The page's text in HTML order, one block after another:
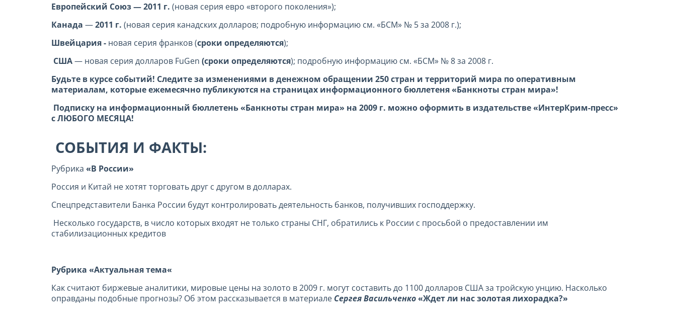
Европейский Союз— 2011 г. (новая серия евро «второго поколения»);
Канада —2011 г. (новая серия канадских долларов; подробную информацию см. «БСМ» № 5 за 2008 г.);
Швейцария - новая серия франков (сроки определяются);
США— новая серия долларов FuGen (сроки определяются); подробную информацию см. «БСМ» № 8 за 2008 г.
Будьте в курсе событий! Следите за изменениями в денежном обращении 250 стран и территорий мира по оперативным
материалам, которые ежемесячно публикуются на страницах информационного бюллетеня «Банкноты стран мира»!
Подписку на информационный бюллетень «Банкноты стран мира» на 2009 г. можно оформить в издательстве «ИнтерКрим-пресс»
с ЛЮБОГО МЕСЯЦА!
СОБЫТИЯ И ФАКТЫ:
Рубрика «В России»
Россия и Китай не хотят торговать друг с другом в долларах.
Спецпредставители Банка России будут контролировать деятельность банков, получивших господдержку.
Несколько государств, в число которых входят не только страны СНГ, обратились к России с просьбой о предоставлении им
стабилизационных кредитов
Рубрика «Актуальная тема«
Как считают биржевые аналитики, мировые цены на золото в 2009 г. могут составить до 1100 долларов США за тройскую унцию. Насколько
оправданы подобные прогнозы? Об этом рассказывается в материале Сергея Васильченко«Ждет ли нас золотая лихорадка?»